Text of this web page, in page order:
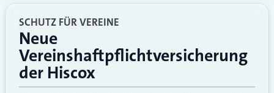
SCHUTZ FÜR VEREINE
Neue
Vereinshaftpflichtversicherung
der Hiscox